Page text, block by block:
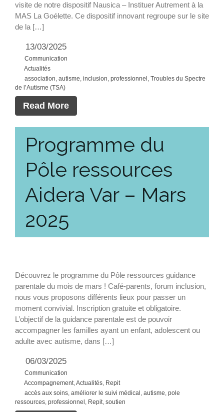
visite de notre dispositif Nausica – Instituer Autrement à la
MAS La Goélette. Ce dispositif innovant regroupe sur le site
de la […]
13/03/2025
Communication
Actualités
association, autisme, inclusion, professionnel , Troubles du Spectre
de l’Autisme (TSA)
Read More
Programme du
Pôle ressources
Aidera Var – Mars
2025
Découvrez le programme du Pôle ressources guidance
parentale du mois de mars ! Café-parents, forum inclusion,
nous vous proposons différents lieux pour passer un
moment convivial. Inscription gratuite et obligatoire.
L’objectif de la guidance parentale est de pouvoir
accompagner les familles ayant un enfant, adolescent ou
adulte avec autisme, dans […]
06/03/2025
Communication
Accompagnement,Actualités, Repit
accès aux soins, améliorer le suivi médical, autisme, pole
ressources, professionnel, Repit, soutien